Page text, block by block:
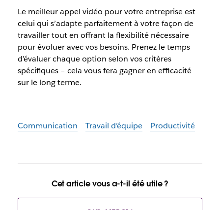
Le meilleur appel vidéo pour votre entreprise est
celui qui s’adapte parfaitement à votre façon de
travailler tout en offrant la flexibilité nécessaire
pour évoluer avec vos besoins. Prenez le temps
d’évaluer chaque option selon vos critères
spécifiques – cela vous fera gagner en efficacité
sur le long terme.
Communication Travail d’équipe Productivité
Cet article vous a-t-il été utile ?